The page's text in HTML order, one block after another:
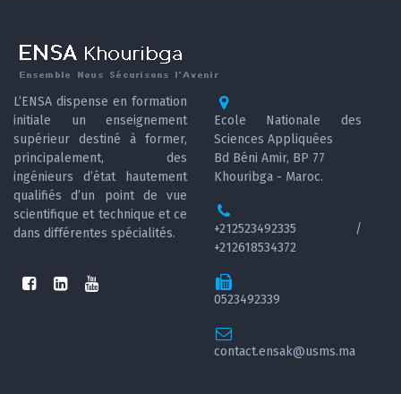
L’ENSA dispense en formation
initiale un enseignement
supérieur destiné à former,
principalement, des
ingénieurs d’état hautement
qualifiés d’un point de vue
scientifique et technique et ce
dans différentes spécialités.
Ecole Nationale des
Sciences Appliquées
Bd Béni Amir, BP 77
Khouribga - Maroc.
+212523492335 /
+212618534372
0523492339
contact.ensak@usms.ma